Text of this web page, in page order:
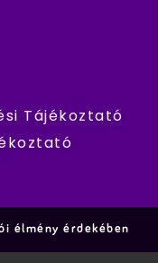
Tájékoztató
élmény érdekében